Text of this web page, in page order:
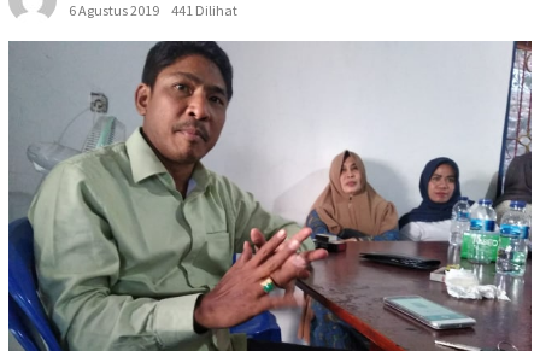
6 Agustus 2019
441 Dilihat